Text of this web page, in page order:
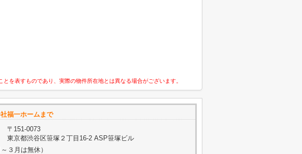
を表すものであり、実際の物件所在地とは異なる場合がございます。
福一ホームまで
〒151-0073
東京都渋谷区笹塚２丁目16-2 ASP笹塚ビル
３月は無休）